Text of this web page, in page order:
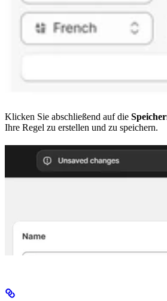
Klicken Sie abschließend auf die
Ihre Regel zu erstellen und zu speichern.